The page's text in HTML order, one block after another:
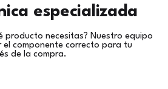
especializada
producto necesitas? Nuestro equipo
el componente correcto para tu
de la compra.